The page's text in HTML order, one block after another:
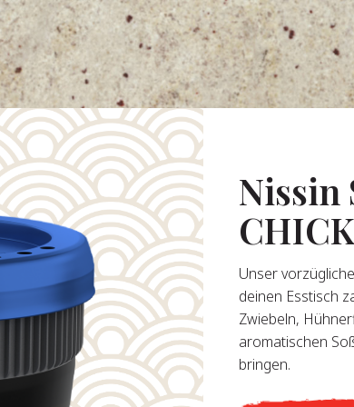
Nissin
Unser
deinen Esstisch
Zwiebeln,
aromatischen
bringen.